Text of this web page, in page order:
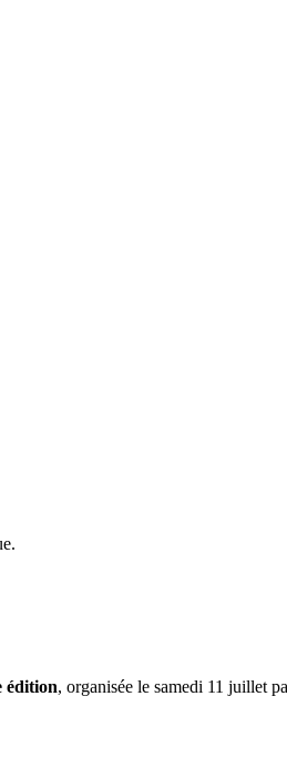
édition, organisée le samedi 11 juillet